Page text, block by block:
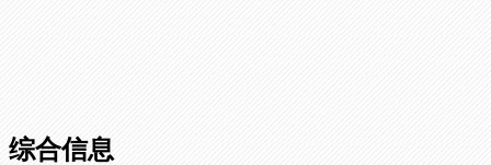
综合信息